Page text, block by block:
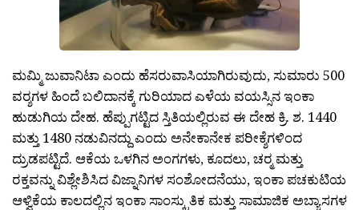
ಮಮ್ಮಿ ಜುವಾನಿಟಾ ಎಂದು ಹೆಸರುವಾಸಿಯಾಗಿರುವುದು, ಸುಮಾರು 500
ವರ‍್ಶಗಳ ಹಿಂದೆ ಬಲಿದಾನಕ್ಕೆ ಗುರಿಯಾದ ಎಳೆಯ ವಯಸ್ಸಿನ ಇಂಕಾ
ಹುಡುಗಿಯ ದೇಹ. ಹೆಪ್ಪುಗಟ್ಟಿದ ಸ್ತಿತಿಯಲ್ಲಿರುವ ಈ ದೇಹ ಕ್ರಿ. ಶ. 1440
ಮತ್ತು 1480 ನಡುವಿನದ್ದು ಎಂದು ಅನೇಕಾನೇಕ ಪರೀಕ್ಶೆಗಳಿಂದ
ದ್ರುಡಪಟ್ಟಿದೆ. ಆಕೆಯ ಒಳಗಿನ ಅಂಗಗಳು, ಕೂದಲು, ಚರ‍್ಮ ಮತ್ತು
ರಕ್ತವನ್ನು ವಿಶ್ಲೇಶಿಸಿದ ವಿಜ್ನಾನಿಗಳ ಸಂಶೋದನೆಯು, ಇಂಕಾ ಪಚಕುಟಿಯ
ಆಳ್ವಿಕೆಯ ಕಾಲದಲ್ಲಿನ ಇಂಕಾ ಸಾಂಸ್ಕ್ರುತಿಕ ಮತ್ತು ಸಾಮಾಜಿಕ ಅಬ್ಯಾಸಗಳ